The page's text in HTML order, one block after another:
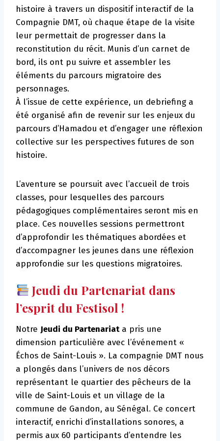
histoire à travers un dispositif interactif de la
Compagnie DMT, où chaque étape de la visite
leur permettait de progresser dans la
reconstitution du récit. Munis d’un carnet de
bord, ils ont pu suivre et assembler les
éléments du parcours migratoire des
personnages.
À l’issue de cette expérience, un debriefing a
été organisé afin de revenir sur les enjeux du
parcours d’Hamadou et d’engager une réflexion
collective sur les perspectives futures de son
histoire.
L’aventure se poursuit avec l’accueil de trois
classes, pour lesquelles des parcours
pédagogiques complémentaires seront mis en
place. Ces nouvelles sessions permettront
d’approfondir les thématiques abordées et
d’accompagner les jeunes dans une réflexion
approfondie sur les questions migratoires.
Jeudi du Partenariat dans
l’esprit du Festisol !
Notre Jeudi du Partenariata pris une
dimension particulière avec l’événement «
Échos de Saint-Louis ». La compagnie DMT nous
a plongés dans l’univers de nos décors
représentant le quartier des pêcheurs de la
ville de Saint-Louis et un village de la
commune de Gandon, au Sénégal. Ce concert
interactif, enrichi d’installations sonores, a
permis aux 60 participants d’entendre les